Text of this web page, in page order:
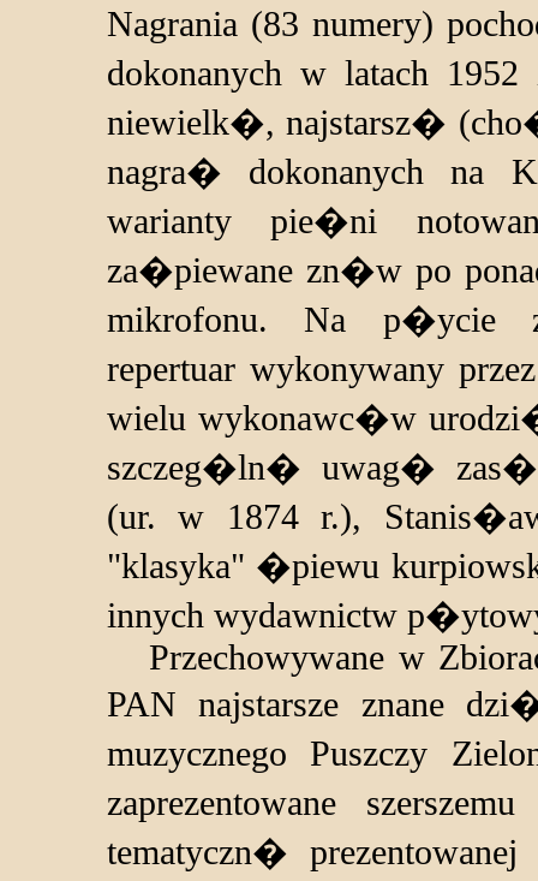
Nagrania (83 numery)
dokonanych w latach
niewielk�, najstarsz�
nagra� dokonanych
warianty pie�ni
za�piewane zn�w po
mikrofonu. Na p�ycie
repertuar wykonywany
wielu wykonawc�w
szczeg�ln� uwag�
(ur. w 1874 r.),
"klasyka" �piewu
innych wydawnictw
Przechowywane w
PAN najstarsze znane
muzycznego Puszczy
zaprezentowane
tematyczn�